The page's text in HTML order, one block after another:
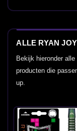
ALLE RYAN
Bekijk hieronder
producten die
up.